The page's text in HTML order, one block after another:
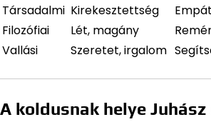
Társadalmi Kirekesztettség
Filozófiai
Lét, magány
Vallási
Szeretet, irgalom
A koldusnak helye Juhász